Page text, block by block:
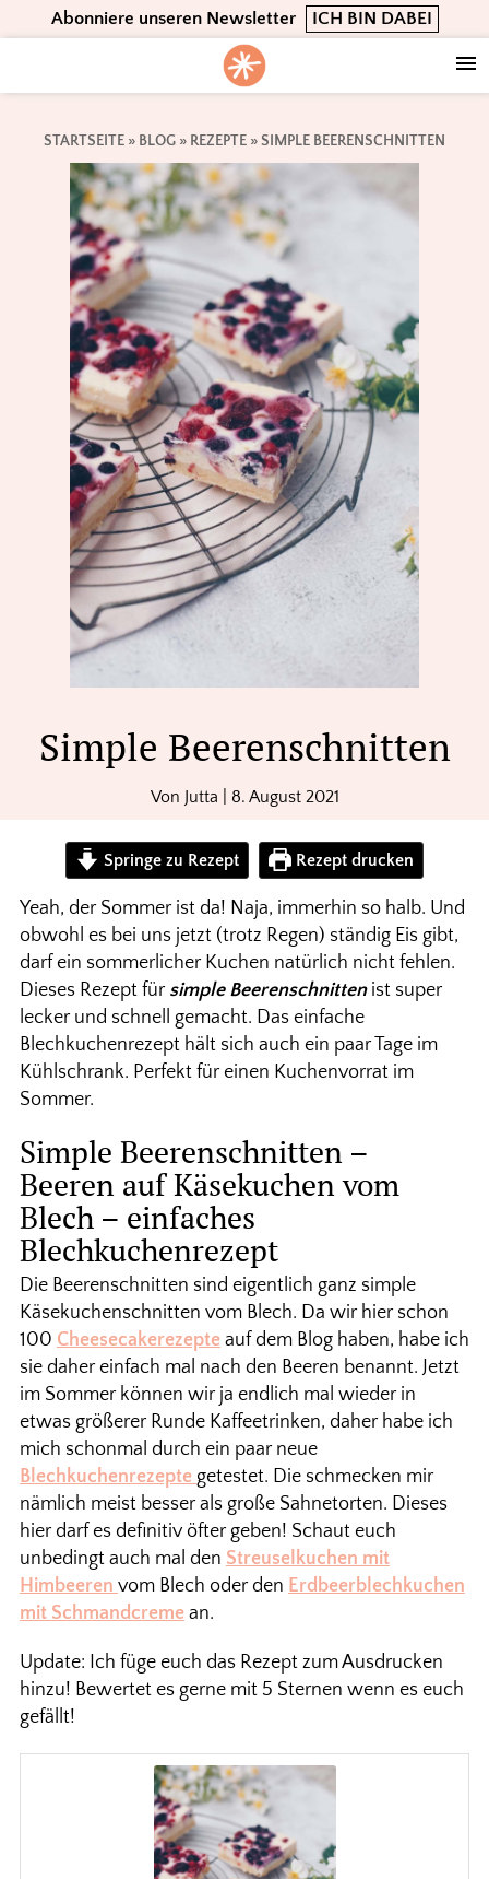
to
navigation
to
content
to
Abonniere unseren Newsletter ICH BIN DABEI
STARTSEITE » BLOG » REZEPTE »SIMPLE BEERENSCHNITTEN
Simple Beerenschnitten
Von Jutta 8. August 2021
Springe zu Rezept Rezept drucken
Yeah, der Sommer ist da! Naja, immerhin so halb. Und
obwohl es bei uns jetzt (trotz Regen) ständig Eis gibt,
darf ein sommerlicher Kuchen natürlich nicht fehlen.
Dieses Rezept für simple Beerenschnitten ist super
lecker und schnell gemacht. Das einfache
Blechkuchenrezept hält sich auch ein paar Tage im
Kühlschrank. Perfekt für einen Kuchenvorrat im
Sommer.
Simple Beerenschnitten –
Beeren auf Käsekuchen vom
Blech – einfaches
Blechkuchenrezept
Die Beerenschnitten sind eigentlich ganz simple
Käsekuchenschnitten vom Blech. Da wir hier schon
100 Cheesecakerezepteauf dem Blog haben, habe ich
sie daher einfach mal nach den Beeren benannt. Jetzt
im Sommer können wir ja endlich mal wieder in
etwas größerer Runde Kaffeetrinken, daher habe ich
mich schonmal durch ein paar neue
Blechkuchenrezepte getestet. Die schmecken mir
nämlich meist besser als große Sahnetorten. Dieses
hier darf es definitiv öfter geben! Schaut euch
unbedingt auch mal den Streuselkuchen mit
Himbeeren vom Blech oder den Erdbeerblechkuchen
mit Schmandcremean.
Update: Ich füge euch das Rezept zum Ausdrucken
hinzu! Bewertet es gerne mit 5 Sternen wenn es euch
gefällt!